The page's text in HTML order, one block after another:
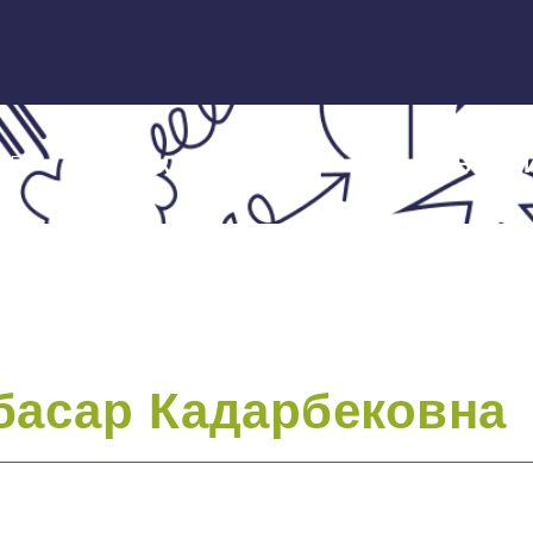
ЭКСПЕРТЫ НОВОСТИ
Кадарбековна